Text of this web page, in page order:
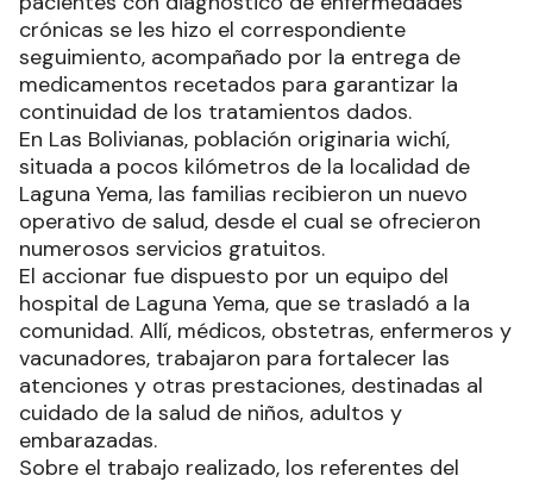
crónicas se les hizo el correspondiente
seguimiento, acompañado por la entrega de
medicamentos recetados para garantizar la
continuidad de los tratamientos dados.
En Las Bolivianas, población originaria wichí,
situada a pocos kilómetros de la localidad de
Laguna Yema, las familias recibieron un nuevo
operativo de salud, desde el cual se ofrecieron
numerosos servicios gratuitos.
El accionar fue dispuesto por un equipo del
hospital de Laguna Yema, que se trasladó a la
comunidad. Allí, médicos, obstetras, enfermeros y
vacunadores, trabajaron para fortalecer las
atenciones y otras prestaciones, destinadas al
cuidado de la salud de niños, adultos y
embarazadas.
Sobre el trabajo realizado, los referentes del